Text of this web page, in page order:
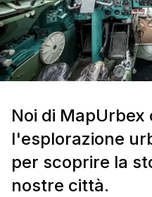
Noi di
l'esplorazione
per scoprire la
nostre città.